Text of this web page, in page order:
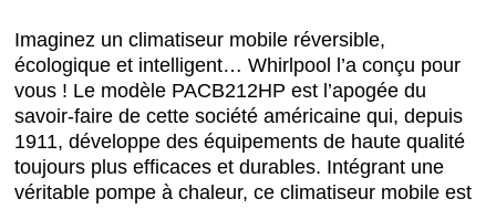
Imaginez un climatiseur mobile réversible,
écologique et intelligent… Whirlpool l’a conçu pour
vous ! Le modèle PACB212HP est l’apogée du
savoir-faire de cette société américaine qui, depuis
1911, développe des équipements de haute qualité
toujours plus efficaces et durables. Intégrant une
véritable pompe à chaleur, ce climatiseur mobile est